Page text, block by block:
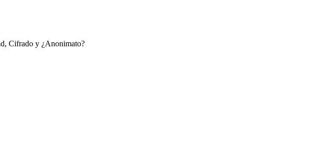
Cifrado y ¿Anonimato?